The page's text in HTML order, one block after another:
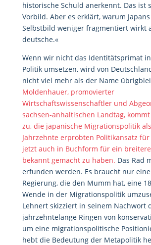
historische Schuld anerkennt. Das ist
Vorbild. Aber es erklärt, warum
Selbstbild weniger fragmentiert wirkt
deutsche.«
Wenn wir nicht das Identitätsprimat
Politik umsetzen, wird von
nicht viel mehr als der Name
Moldenhauer, promovierter
Wirtschaftswissenschaftler und
sachsen-anhaltischen Landtag,
zu, die japanische Migrationspolitik
Jahrzehnte erprobten Politikansatz
jetzt auch in Buchform für ein
bekannt gemacht zu haben. Das Rad
erfunden werden. Es braucht nur
Regierung, die den Mumm hat, eine
Wende in der Migrationspolitik
Lehnert skizziert in seinem Nachwort
jahrzehntelange Ringen von
um eine migrationspolitische
hebt die Bedeutung der Metapolitik